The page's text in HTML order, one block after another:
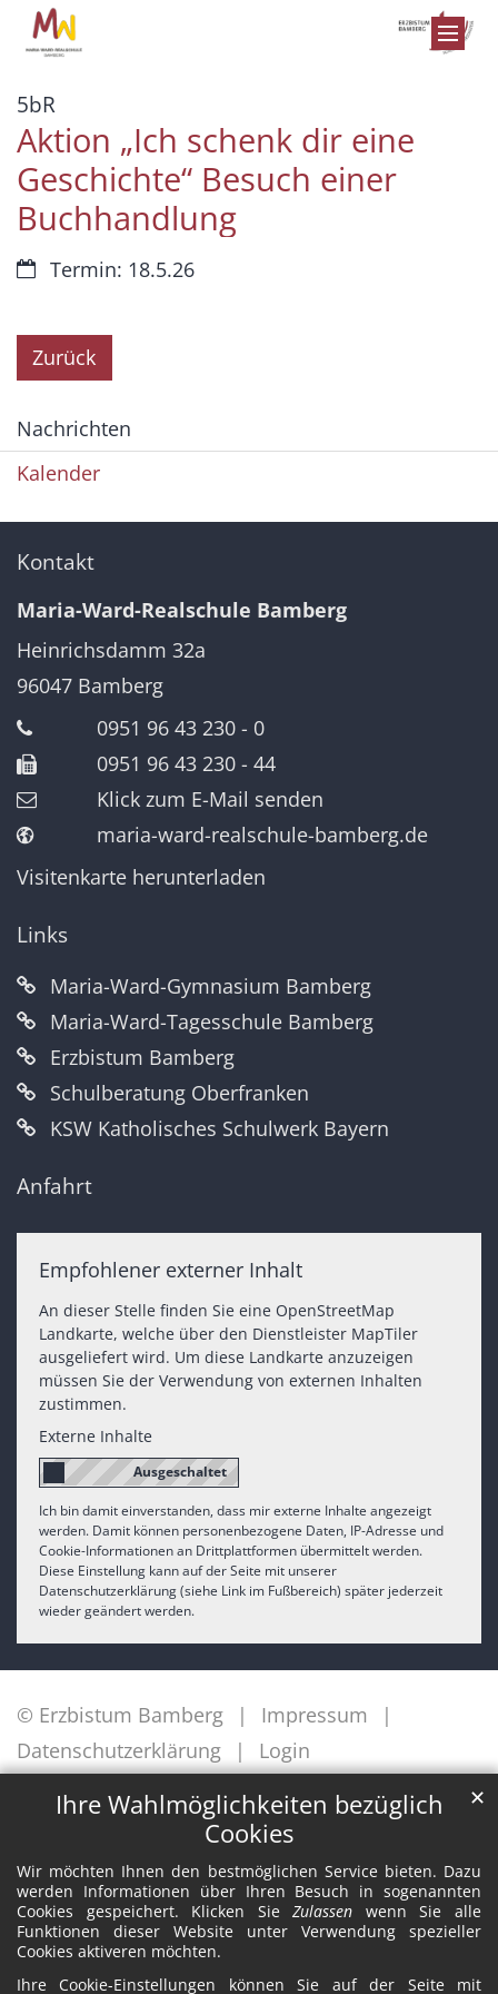
Ihre Wahlmöglichkeiten bezüglich
Cookies
Wir möchten Ihnen den bestmöglichen Service bieten. Dazu
werden Informationen über Ihren Besuch in sogenannten
Cookies gespeichert. Klicken SieZulassen wenn Sie alle
Funktionen dieser Website unter Verwendung spezieller
Cookies aktiveren möchten.
Ihre Cookie-Einstellungen können Sie auf der Seite mit
✕
Zum Inhalt springen
5bR
Aktion „Ich schenk dir eine
Geschichte“ Besuch einer
Buchhandlung
Datum:Termin: 18.5.26
Zurück
Nachrichten
Kalender
Kontakt
Maria-Ward-Realschule Bamberg
Heinrichsdamm 32a
96047 Bamberg
0951 96 43 230 - 0
0951 96 43 230 - 44
Klick zum E-Mail senden
maria-ward-realschule-bamberg.de
Visitenkarte herunterladen
Links
Maria-Ward-Gymnasium Bamberg
Maria-Ward-Tagesschule Bamberg
Erzbistum Bamberg
Schulberatung Oberfranken
KSW Katholisches Schulwerk Bayern
Anfahrt
Empfohlener externer Inhalt
An dieser Stelle finden Sie eine OpenStreetMap
Landkarte, welche über den Dienstleister MapTiler
ausgeliefert wird. Um diese Landkarte anzuzeigen
müssen Sie der Verwendung von externen Inhalten
zustimmen.
Externe Inhalte
Ich bin damit einverstanden, dass mir externe Inhalte angezeigt
werden. Damit können personenbezogene Daten, IP-Adresse und
Cookie-Informationen an Drittplattformen übermittelt werden.
Diese Einstellung kann auf der Seite mit unserer
Datenschutzerklärung (siehe Link im Fußbereich) später jederzeit
wieder geändert werden.
© Erzbistum Bamberg
Impressum
Datenschutzerklärung
Login